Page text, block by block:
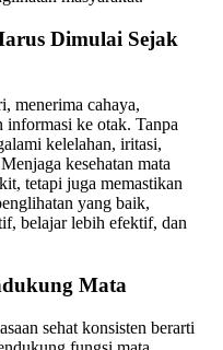
Dimulai Sejak
menerima cahaya,
informasi ke otak. Tanpa
kelelahan, iritasi,
kesehatan mata
tetapi juga memastikan
yang baik,
belajar lebih efektif, dan
Mata
sehat konsisten berarti